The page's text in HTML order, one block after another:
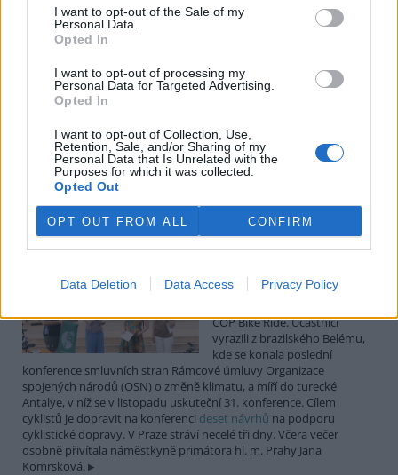
I want to opt-out of the Sale of my
Personal Data.
Opted In
I want to opt-out of processing my
Personal Data for Targeted Advertising.
Opted In
I want to opt-out of Collection, Use,
Retention, Sale, and/or Sharing of my
Personal Data that Is Unrelated with the
Purposes for which it was collected.
Opted Out
OPT OUT FROM ALL CONFIRM
Data Deletion Data Access Privacy Policy
6.8.2026 15:15 (ČTK)
Veterináři v současných
podle nich patří plemena psů s
krátkou lebkou a zploštělým
čumákem, jako jsou například mopsi nebo buldočci, starší jedinci a
vyhledávají veterinární ošetření nejčastěji kvůli přehřátí organismu,
dehydrataci nebo kolapsu. ČTK to sdělila viceprezidentka Komory
veterinárních lékařů ČR Kateřina Valdhans.
Do Prahy dorazili jezdci cyklistické štafety, míří na
konferenci o klimatu
Do Prahy dnes dorazili jezdci
COP Bike Ride. Účastníci
vyrazili z brazilského Belému,
kde se konala poslední
konference smluvních stran Rámcové úmluvy Organizace
spojených národů (OSN) o změně klimatu, a míří do turecké
Antalye, v níž se v listopadu uskuteční 31. konference. Cílem
cyklistů je dopravit na konferenci deset návrhů na podporu
cyklistické dopravy. V Praze stráví necelé tři dny. Včera večer
osobně přivítala náměstkyně primátora hl. m. Prahy Jana
Komrsková.